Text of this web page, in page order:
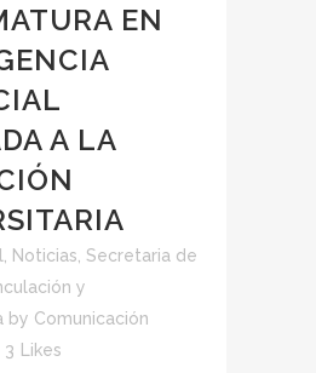
EN
A LA
Noticias Secretaria de
y
by Comunicación
3 Likes